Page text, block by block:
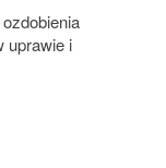
uprawie i